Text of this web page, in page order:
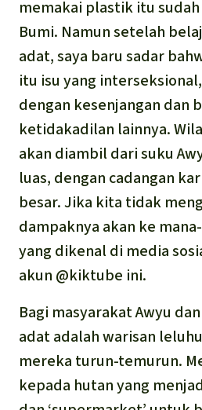
memakai plastik itu
Bumi. Namun setelah
adat, saya baru sadar
itu isu yang
dengan kesenjangan dan
ketidakadilan lainnya.
akan diambil dari suku
luas, dengan cadangan
besar. Jika kita tidak
dampaknya akan ke
yang dikenal di media
akun @kiktube ini.
Bagi masyarakat Awyu
adat adalah warisan
mereka turun-temurun.
kepada hutan yang